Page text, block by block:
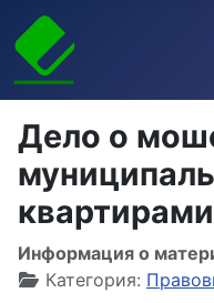
Дело о
квартирами
Информация о
Категория: